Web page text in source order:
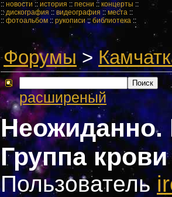
:: новости :: история :: песни :: концерты ::
::дискография :: видеография ::места ::
:: фотоальбом::рукописи::библиотека ::
Форумы>
расширеный
Неожиданно.
Группа крови
Пользователь